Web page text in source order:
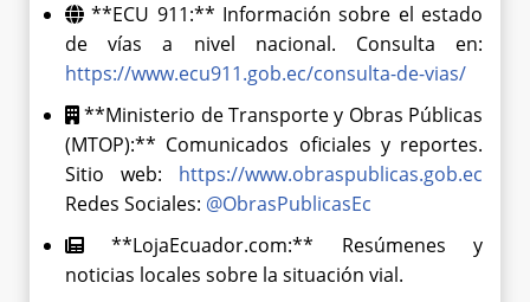
**ECU 911:** Información sobre el estado
de vías a nivel nacional. Consulta en:
https://www.ecu911.gob.ec/consulta-de-vias/
**Ministerio de Transporte y Obras Públicas
(MTOP):** Comunicados oficiales y reportes.
Sitio web: https://www.obraspublicas.gob.ec
Redes Sociales: @ObrasPublicasEc
**LojaEcuador.com:** Resúmenes y
noticias locales sobre la situación vial.